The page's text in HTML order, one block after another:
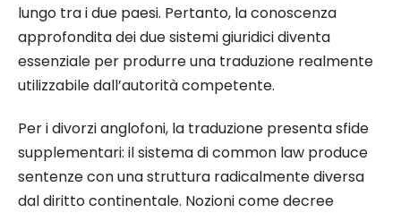
lungo tra i due paesi. Pertanto, la conoscenza
approfondita dei due sistemi giuridici diventa
essenziale per produrre una traduzione realmente
utilizzabile dall’autorità competente.
Per i divorzi anglofoni, la traduzione presenta sfide
supplementari: il sistema di common law produce
sentenze con una struttura radicalmente diversa
dal diritto continentale. Nozioni come decree